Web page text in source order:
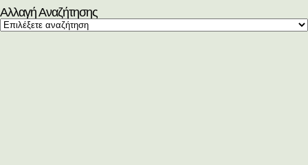
Αλλαγή Αναζήτησης